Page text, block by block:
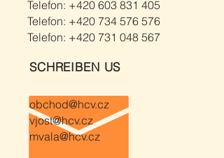
Telefon: +420 603 831 405
Telefon: +420 734 576 576
Telefon: +420 731 048 567
SCHREIBEN US
obchod@hcv.cz
vjost@hcv.cz
mvala@hcv.cz